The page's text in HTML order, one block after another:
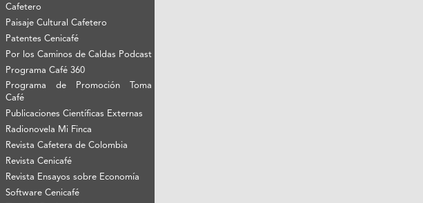
Cafetero
Paisaje Cultural Cafetero
Patentes Cenicafé
Por los Caminos de Caldas Podcast
Programa Café 360
Programa de Promoción Toma
Café
Publicaciones Científicas Externas
Radionovela Mi Finca
Revista Cafetera de Colombia
Revista Cenicafé
Revista Ensayos sobre Economía
Software Cenicafé